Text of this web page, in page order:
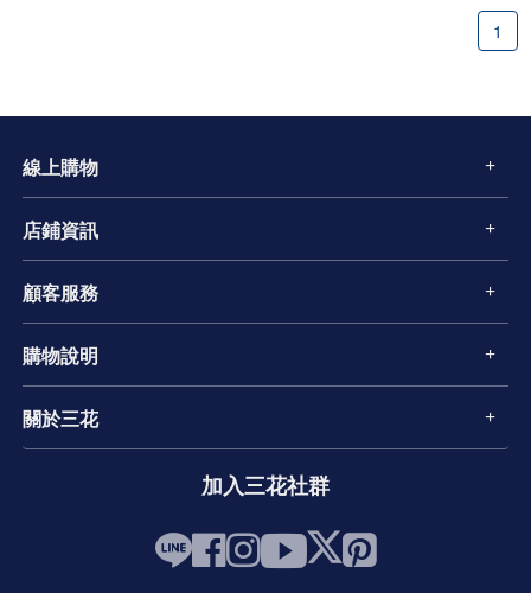
1
線上購物
店鋪資訊
顧客服務
購物說明
關於三花
加入三花社群